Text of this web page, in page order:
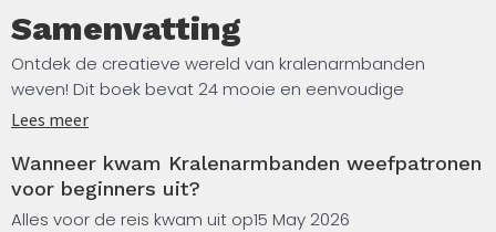
Samenvatting
Ontdek de creatieve wereld van kralenarmbanden
weven! Dit boek bevat 24 mooie en eenvoudige
weefpatronen voor het maken van kleurrijke armbanden
voor iedereen die graag zelf sieraden maakt.
Binnenin vind je duidelijke patronen, overzichtelijke
Lees meer
Wanneer kwam Kralenarmbanden weefpatronen
voor beginners uit?
Alles voor de reis kwam uit op15 May 2026